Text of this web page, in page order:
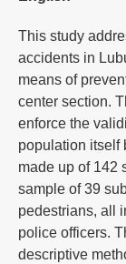
This study
accidents in
means of
center section.
enforce the
population itself
made up of 142
sample of 39
pedestrians, all
police officers.
descriptive